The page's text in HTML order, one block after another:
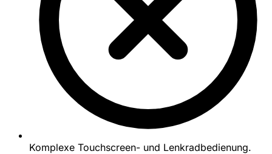
Komplexe Touchscreen- und Lenkradbedienung.